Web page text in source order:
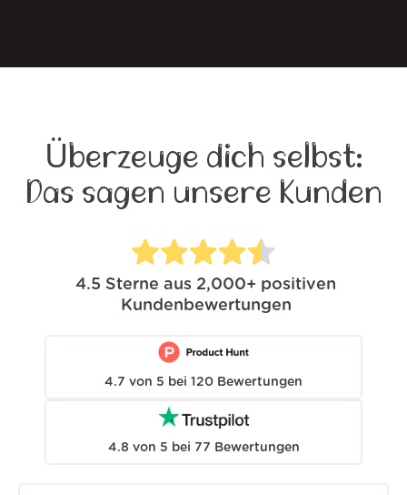
Überzeuge dich selbst:
Das sagen unsere Kunden
4.5 Sterne aus 2,000+ positiven
Kundenbewertungen
4.7 von 5 bei 120 Bewertungen
4.8 von 5 bei 77 Bewertungen